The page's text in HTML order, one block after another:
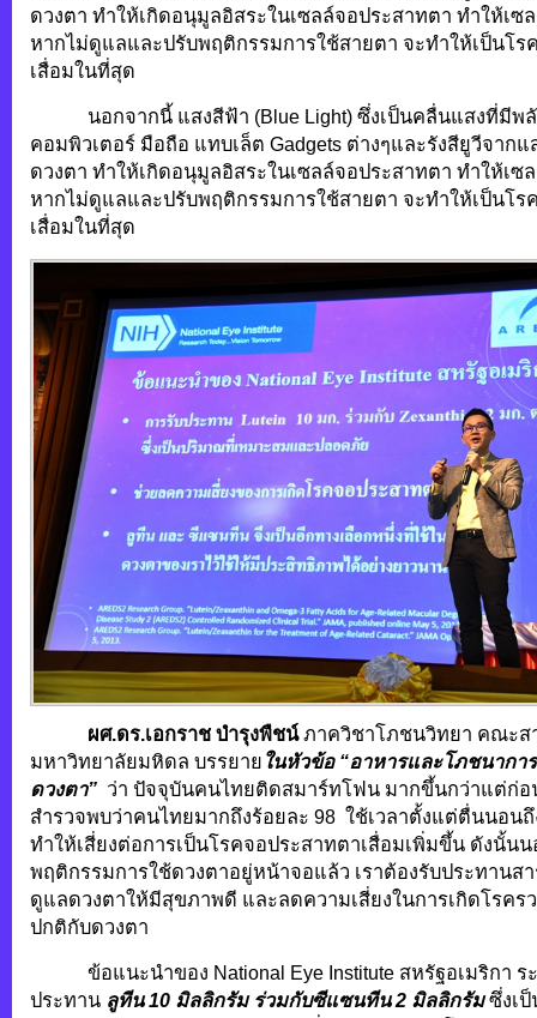
ดวงตา ทำให้เกิดอนุมูลอิสระในเซลล์จอประสาทตา ทำให้เซ
หากไม่ดูแลและปรับพฤติกรรมการใช้สายตา จะทำให้เป็นโร
เสื่อมในที่สุด
นอกจากนี้ แสงสีฟ้า (Blue Light) ซึ่งเป็นคลื่นแสงที่มีพลั
คอมพิวเตอร์ มือถือ แทบเล็ต Gadgets ต่างๆและรังสียูวีจาก
ดวงตา ทำให้เกิดอนุมูลอิสระในเซลล์จอประสาทตา ทำให้เซ
หากไม่ดูแลและปรับพฤติกรรมการใช้สายตา จะทำให้เป็นโร
เสื่อมในที่สุด
ผศ.ดร.เอกราช บำรุงพืชน์ภาควิชาโภชนวิทยา คณะส
มหาวิทยาลัยมหิดล บรรยาย ในหัวข้อ “อาหารและโภชนากา
ดวงตา” ว่า ปัจจุบันคนไทยติดสมาร์ทโฟน มากขึ้นกว่าแต่ก่อ
สำรวจพบว่าคนไทยมากถึงร้อยละ 98 ใช้เวลาตั้งแต่ตื่นนอน
ทำให้เสี่ยงต่อการเป็นโรคจอประสาทตาเสื่อมเพิ่มขึ้น ดังนั้นน
พฤติกรรมการใช้ดวงตาอยู่หน้าจอแล้ว เราต้องรับประทานส
ดูแลดวงตาให้มีสุขภาพดี และลดความเสี่ยงในการเกิดโรคร
ปกติกับดวงตา
ข้อแนะนำของ National Eye Institute สหรัฐอเมริกา ระ
ประทาน ลูทีน10 มิลลิกรัม ร่วมกับซีแซนทีน 2 มิลลิกรัมซึ่งเ